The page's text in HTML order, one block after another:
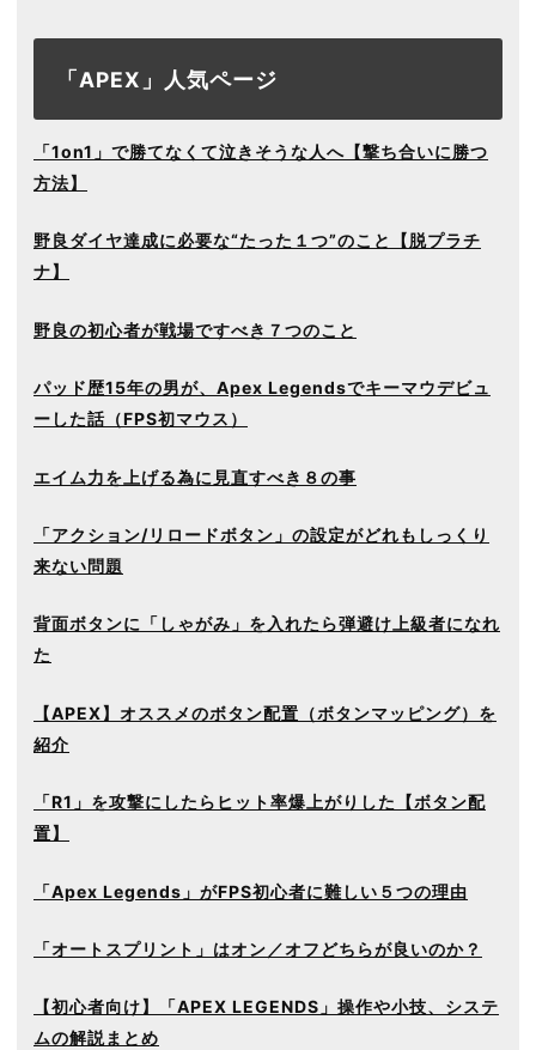
「APEX」人気ページ
「1on1」で勝てなくて泣きそうな人へ【撃ち合いに勝つ
方法】
野良ダイヤ達成に必要な“たった１つ”のこと【脱プラチ
ナ】
野良の初心者が戦場ですべき７つのこと
パッド歴15年の男が、Apex Legendsでキーマウデビュ
ーした話（FPS初マウス）
エイム力を上げる為に見直すべき８の事
「アクション/リロードボタン」の設定がどれもしっくり
来ない問題
背面ボタンに「しゃがみ」を入れたら弾避け上級者になれ
た
【APEX】オススメのボタン配置（ボタンマッピング）を
紹介
「R1」を攻撃にしたらヒット率爆上がりした【ボタン配
置】
「Apex Legends」がFPS初心者に難しい５つの理由
「オートスプリント」はオン／オフどちらが良いのか？
【初心者向け】「APEX LEGENDS」操作や小技、システ
ムの解説まとめ